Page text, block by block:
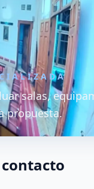
salas,
propuesta.